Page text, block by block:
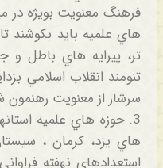
فرهنگ معنويت بويژه در
هاي علميه بايد بكوشند
تر، پيرايه هاي باطل و
تنومند انقلاب اسلامي
سرشار از معنويت رهنمون
3. حوزه هاي علميه
هاي يزد، كرمان ،
استعدادهاي نهفته